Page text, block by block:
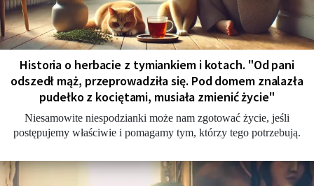
Historia o herbacie z tymiankiem i kotach. "Od pani
odszedł mąż, przeprowadziła się. Pod domem znalazła
pudełko z kociętami, musiała zmienić życie"
Niesamowite niespodzianki może nam zgotować życie, jeśli
postępujemy właściwie i pomagamy tym, którzy tego potrzebują.